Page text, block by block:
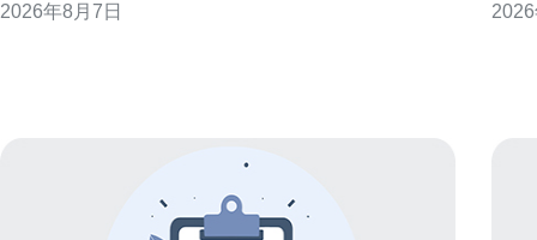
点，适合用于SEO与本地化安全部署参考。 为何需要
2026年8月7日
流程